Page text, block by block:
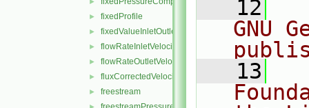
► fixedProfile
► fixedValueInletOutlet
► flowRateInletVelocity
► flowRateOutletVelocity
► fluxCorrectedVelocity
► freestream
   12
GNU
   13